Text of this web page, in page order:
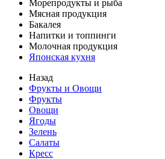
Морепродукты и рыба
Мясная продукция
Бакалея
Напитки и топпинги
Молочная продукция
Японская кухня
Назад
Фрукты и Овощи
Фрукты
Овощи
Ягоды
Зелень
Салаты
Кресс